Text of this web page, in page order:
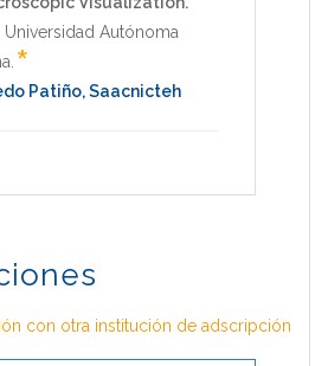
Universidad Autónoma
*Patiño, Saacnicteh
con otra institución de adscripción